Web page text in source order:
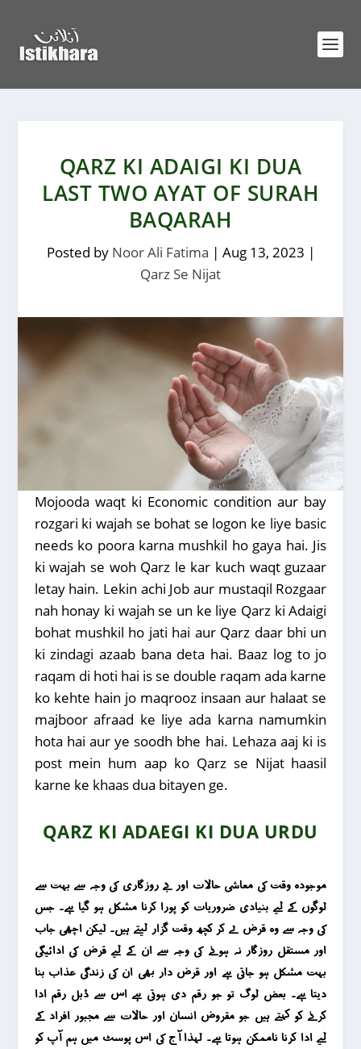
QARZ KI ADAIGI KI DUA
LAST TWO AYAT OF SURAH
BAQARAH
Posted by Noor Ali Fatima | Aug 13, 2023 |
Qarz Se Nijat
Mojooda waqt ki Economic condition aur bay
rozgari ki wajah se bohat se logon ke liye basic
needs ko poora karna mushkil ho gaya hai. Jis
ki wajah se woh Qarz le kar kuch waqt guzaar
letay hain. Lekin achi Job aur mustaqil Rozgaar
nah honay ki wajah se un ke liye Qarz ki Adaigi
bohat mushkil ho jati hai aur Qarz daar bhi un
ki zindagi azaab bana deta hai. Baaz log to jo
raqam di hoti hai is se double raqam ada karne
ko kehte hain jo maqrooz insaan aur halaat se
majboor afraad ke liye ada karna namumkin
hota hai aur ye soodh bhe hai. Lehaza aaj ki is
post mein hum aap ko Qarz se Nijat haasil
karne ke khaas dua bitayen ge.
QARZ KI ADAEGI KI DUA URDU
موجودہ وقت کی معاشی حالات اور بے روزگاری کی وجہ سے بہت سے
لوگوں کے لیے بنیادی ضروریات کو پورا کرنا مشکل ہو گیا ہے۔ جس
کی وجہ سے وہ قرض لے کر کچھ وقت گزار لیتے ہیں۔ لیکن اچھی جاب
اور مستقل روزگار نہ ہونے کی وجہ سے ان کے لیے قرض کی ادائیگی
بہت مشکل ہو جاتی ہے اور قرض دار بھی ان کی زندگی عذاب بنا
دیتا ہے۔ بعض لوگ تو جو رقم دی ہوتی ہے اس سے ڈبل رقم ادا
کرنے کو کہتے ہیں جو مقروض انسان اور حالات سے مجبور افراد کے
لیے ادا کرنا ناممکن ہوتا ہے۔ لہذا آج کی اس پوسٹ میں ہم آپ کو